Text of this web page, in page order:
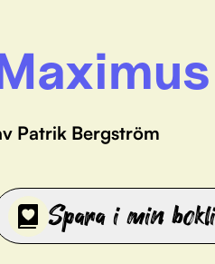
Patrik Bergström
Spara i min